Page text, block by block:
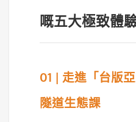
嘅五大極致體
01 | 走進「台版
隧道生態課